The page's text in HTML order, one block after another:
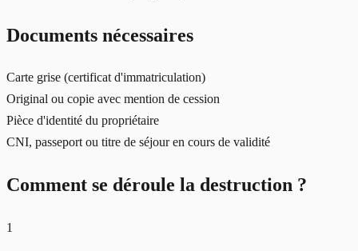
Documents nécessaires
Carte grise (certificat d'immatriculation)
Original ou copie avec mention de cession
Pièce d'identité du propriétaire
CNI, passeport ou titre de séjour en cours de validité
Comment se déroule la destruction ?
1